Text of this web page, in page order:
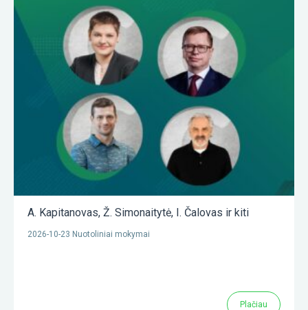
A. Kapitanovas, Ž. Simonaitytė, I. Čalovas ir kiti
2026-10-23 Nuotoliniai mokymai
Plačiau